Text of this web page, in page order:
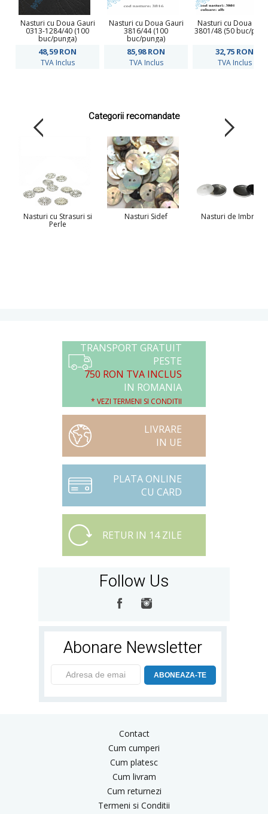
Nasturi cu Doua Gauri
0313-1284/40 (100
buc/punga)
48,59RON
TVA Inclus
Nasturi cu Doua Gauri
3816/44 (100
buc/punga)
85,98RON
TVA Inclus
Nasturi cu Doua
3801/48 (50 buc/
32,75 RON
TVA Inclus
Categorii recomandate
Nasturi cu Strasuri si
Perle
Nasturi Sidef Nasturi de Imbracat
TRANSPORT GRATUIT
PESTE
750 RON TVA INCLUS
IN ROMANIA
* VEZI TERMENI SI CONDITII
LIVRARE
IN UE
PLATA ONLINE
CU CARD
RETUR IN 14 ZILE
Follow Us
Abonare Newsletter
ABONEAZA-TE
Contact
Cum cumperi
Cum platesc
Cum livram
Cum returnezi
Termeni si Conditii